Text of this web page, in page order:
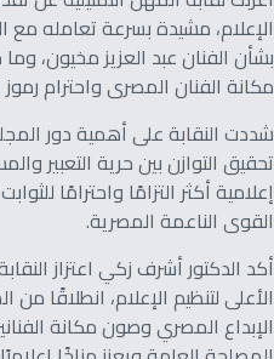
الإعلام، مشيدة بسرعة تعامله مع
بشأن الفنان عبد العزيز مخيون،
مكانة الفنان المصرى واحترام
شددت النقابة على أهمية دور
تحقيق التوازن بين حرية التعبير
إعلامية أكثر التزامًا واحترامًا
القوى الناعمة المصرية.
أكد الدكتور أشرف زكي اعتزاز
الأعلى لتنظيم الإعلام، انطلاقًا
الإبداع المصري وصون مكانة